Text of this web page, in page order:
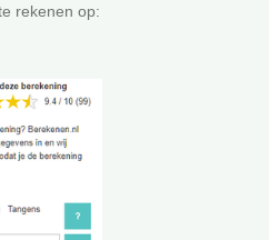
rekenen op: